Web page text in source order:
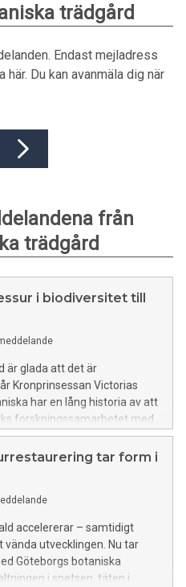
trädgård
Endast mejladress
Du kan avanmäla dig när
från
trädgård
i biodiversitet till
är glada att det är
Kronprinsessan Victorias
har en lång historia av att
forskningssamarbetet med
ytterligare kring vår
ny kunskap ochtar form i
accelererar – samtidigt
utvecklingen. Nu tar
Göteborgs botaniska
i spetsen, täten i